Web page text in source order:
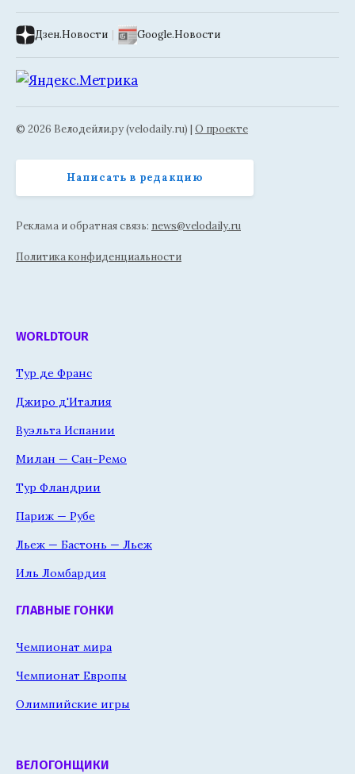
Дзен.Новости | Google.Новости
© 2026 Велодейли.ру (velodaily.ru) | О проекте
Написать в редакцию
Реклама и обратная связь: news@velodaily.ru
Политика конфиденциальности
WORLDTOUR
Тур де Франс
Джиро д'Италия
Вуэльта Испании
Милан — Сан-Ремо
Тур Фландрии
Париж — Рубе
Льеж — Бастонь — Льеж
Иль Ломбардия
ГЛАВНЫЕ ГОНКИ
Чемпионат мира
Чемпионат Европы
Олимпийские игры
ВЕЛОГОНЩИКИ